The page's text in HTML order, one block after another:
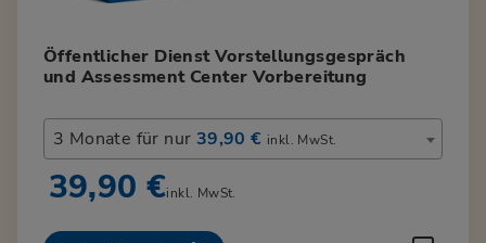
Öffentlicher Dienst Vorstellungsgespräch
und Assessment Center Vorbereitung
3 Monate für nur 39,90 € inkl. MwSt.
39,90 €inkl. MwSt.